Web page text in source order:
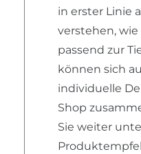
in erster Linie
verstehen, wie
passend zur
können sich
individuelle
Shop
Sie weiter